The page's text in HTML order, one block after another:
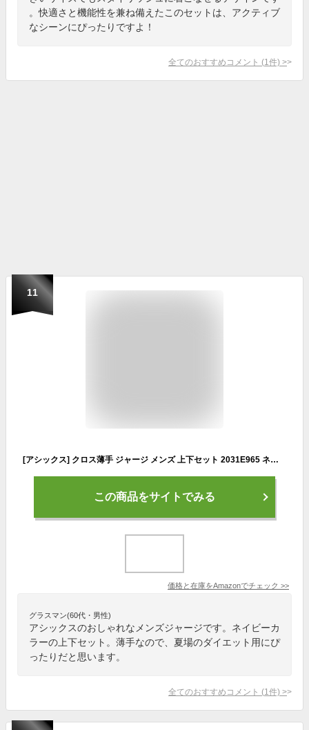
。快適さと機能性を兼ね備えたこのセットは、アクティブ
なシーンにぴったりですよ！
全てのおすすめコメント (1 件) >
11
[アシックス] クロス薄手 ジャージ メンズ 上下セット 2031E965 ネイビー 2XLサイズ
この商品をサイトでみる
価格と在庫をAmazonでチェック >>
グラスマン(60代・男性)
アシックスのおしゃれなメンズジャージです。ネイビーカ
ラーの上下セット。薄手なので、夏場のダイエット用にぴ
ったりだと思います。
全てのおすすめコメント (1 件) >